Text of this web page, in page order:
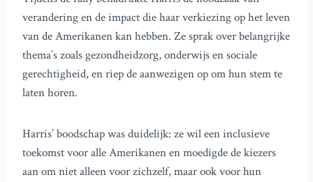
verandering en de impact die haar verkiezing op het leven
van de Amerikanen kan hebben. Ze sprak over belangrijke
thema’s zoals gezondheidzorg, onderwijs en sociale
gerechtigheid, en riep de aanwezigen op om hun stem te
laten horen.
Harris’ boodschap was duidelijk: ze wil een inclusieve
toekomst voor alle Amerikanen en moedigde de kiezers
aan om niet alleen voor zichzelf, maar ook voor hun